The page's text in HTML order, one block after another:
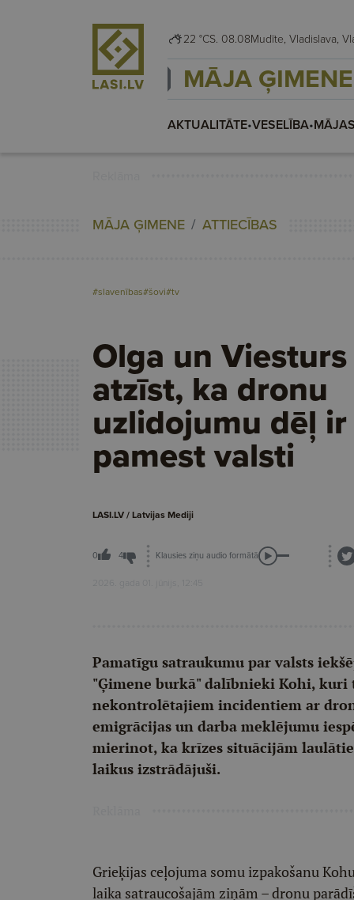
22 °CS. 08.08
MĀJA ĢIMENE
AKTUALITĀTE•VESELĪBA•
MĀJA ĢIMENE ATTIECĪBAS
#slavenības#šovi#tv
Olga un
atzīst, ka dronu
uzlidojumu dēļ
pamest valsti
LASI.LV / Latvijas Mediji
0 4 Klausies ziņu audio formātā
2026. gada 01. jūnijs, 12:45
Pamatīgu satraukumu par valsts
"Ģimene burkā" dalībnieki Kohi, kuri
nekontrolētajiem incidentiem ar
emigrācijas un darba meklējumu
mierinot, ka krīzes situācijām
laikus izstrādājuši.
Grieķijas ceļojuma somu izpakošanu
laika satraucošajām ziņām – dronu